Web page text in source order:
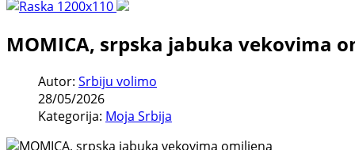
MOMICA, srpska jabuka vekovima
Autor: Srbiju volimo
28/05/2026
Kategorija: Moja Srbija